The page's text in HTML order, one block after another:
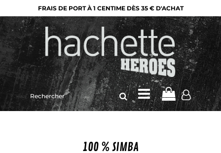
FRAIS DE PORT À 1 CENTIME DÈS 35 € D'ACHAT
Rechercher
sur
le
100 % SIMBA